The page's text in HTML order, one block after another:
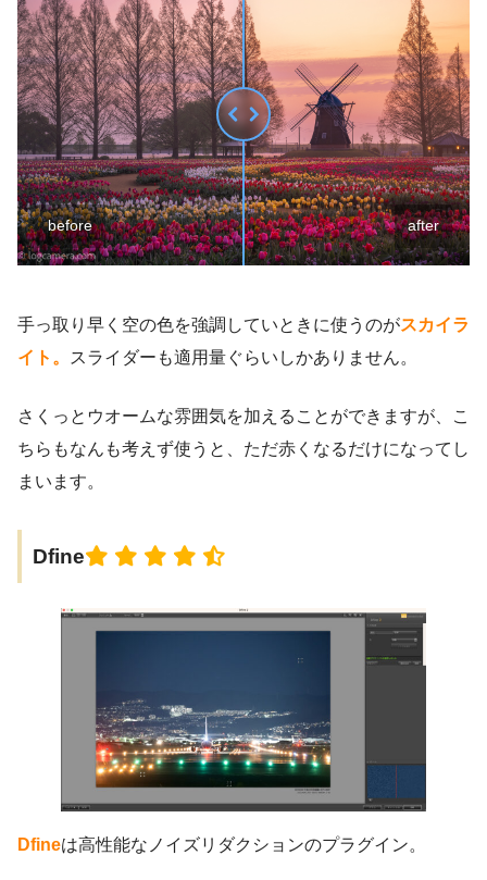
before after
手っ取り早く空の色を強調していときに使うのがスカイラ
イト。
スライダーも適用量ぐらいしかありません。
さくっとウオームな雰囲気を加えることができますが、こ
ちらもなんも考えず使うと、ただ赤くなるだけになってし
まいます。
Dfine
Dfineは高性能なノイズリダクションのプラグイン。